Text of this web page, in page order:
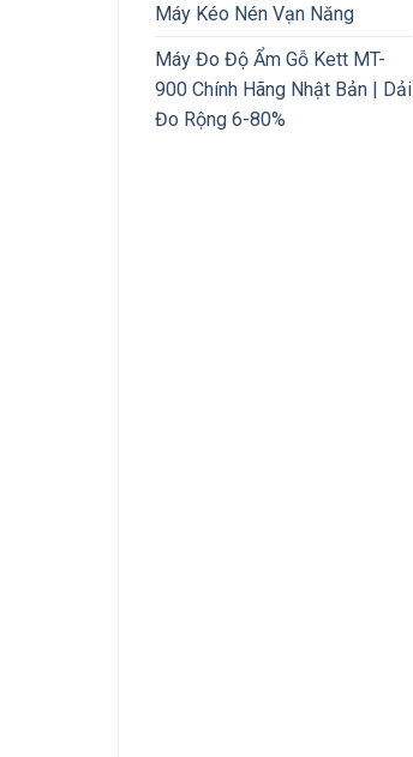
Máy Kéo Nén Vạn Năng
Máy Đo Độ Ẩm Gỗ Kett MT-
900 Chính Hãng Nhật Bản | Dải
Đo Rộng 6-80%